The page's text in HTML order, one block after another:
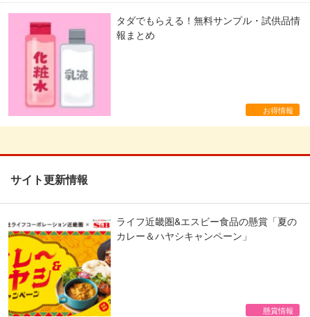
タダでもらえる！無料サンプル・試供品情
報まとめ
お得情報
サイト更新情報
ライフ近畿圏&エスビー食品の懸賞「夏の
カレー＆ハヤシキャンペーン」
懸賞情報